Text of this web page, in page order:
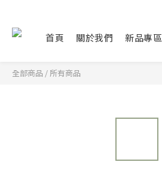
首頁 關於我們 新品專區
全部商品 / 所有商品